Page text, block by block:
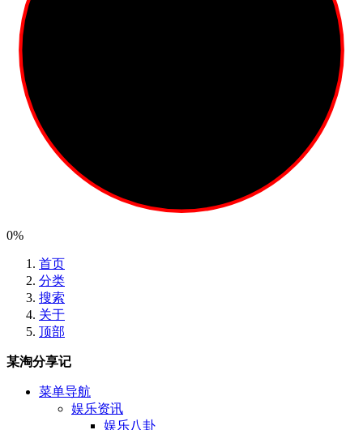
0%
首页
分类
搜索
关于
顶部
某淘分享记
菜单导航
娱乐资讯
娱乐八卦